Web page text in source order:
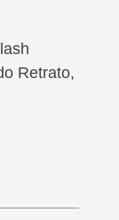
Retrato,